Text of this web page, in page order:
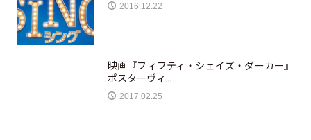
2016.12.22
映画『フィフティ・シェイズ・ダーカー』
ポスターヴィ...
2017.02.25